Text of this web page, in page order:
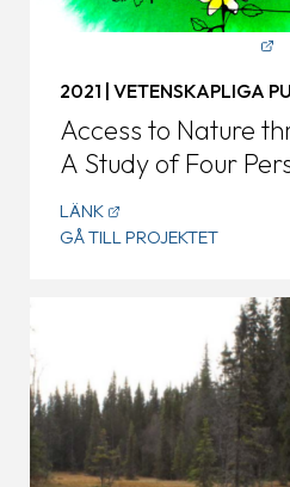
Access to Nature
A Study of Four
Inclusive Nature-
2021 | VETENSKAPLIGA
LÄNK
GÅ TILL PROJEKTET